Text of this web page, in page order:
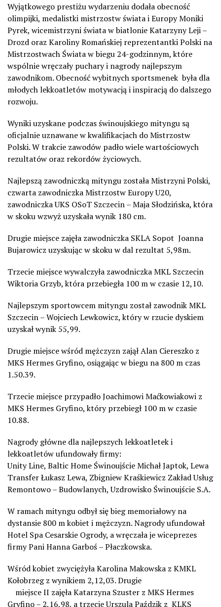
Wyjątkowego prestiżu wydarzeniu dodała obecność
olimpijki, medalistki mistrzostw świata i Europy Moniki
Pyrek, wicemistrzyni świata w biatlonie Katarzyny Leji –
Drozd oraz Karoliny Romańskiej reprezentantki Polski na
Mistrzostwach Świata w biegu 24-godzinnym, które
wspólnie wręczały puchary i nagrody najlepszym
zawodnikom. Obecność wybitnych sportsmenek była dla
młodych lekkoatletów motywacją i inspiracją do dalszego
rozwoju.
Wyniki uzyskane podczas świnoujskiego mityngu są
oficjalnie uznawane w kwalifikacjach do Mistrzostw
Polski. W trakcie zawodów padło wiele wartościowych
rezultatów oraz rekordów życiowych.
Najlepszą zawodniczką mityngu została Mistrzyni Polski,
czwarta zawodniczka Mistrzostw Europy U20,
zawodniczka UKS OSoT Szczecin – Maja Słodzińska, która
w skoku wzwyż uzyskała wynik 180 cm.
Drugie miejsce zajęła zawodniczka SKLA Sopot Joanna
Bujarowicz uzyskując w skoku w dal rezultat 5,98m.
Trzecie miejsce wywalczyła zawodniczka MKL Szczecin
Wiktoria Grzyb, która przebiegła 100 m w czasie 12,10.
Najlepszym sportowcem mityngu został zawodnik MKL
Szczecin – Wojciech Lewkowicz, który w rzucie dyskiem
uzyskał wynik 55,99.
Drugie miejsce wśród mężczyzn zajął Alan Ciereszko z
MKS Hermes Gryfino, osiągając w biegu na 800 m czas
1.50.39.
Trzecie miejsce przypadło Joachimowi Maćkowiakowi z
MKS Hermes Gryfino, który przebiegł 100 m w czasie
10.88.
Nagrody główne dla najlepszych lekkoatletek i
lekkoatletów ufundowały firmy:
Unity Line, Baltic Home Świnoujście Michał Japtok, Lewa
Transfer Łukasz Lewa, Zbigniew Kraśkiewicz Zakład Usług
Remontowo – Budowlanych, Uzdrowisko Świnoujście S.A.
W ramach mityngu odbył się bieg memoriałowy na
dystansie 800 m kobiet i mężczyzn. Nagrody ufundował
Hotel Spa Cesarskie Ogrody, a wręczała je wiceprezes
firmy Pani Hanna Garboś – Płaczkowska.
Wśród kobiet zwyciężyła Karolina Makowska z KMKL
Kołobrzeg z wynikiem 2,12,03. Drugie
miejsce II zajęła Katarzyna Szuster z MKS Hermes
Gryfino – 2,16,98, a trzecie Urszula Paździk z KLKS